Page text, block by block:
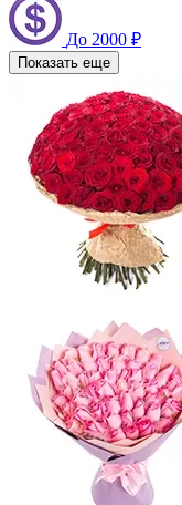
До 2000 ₽
Показать еще